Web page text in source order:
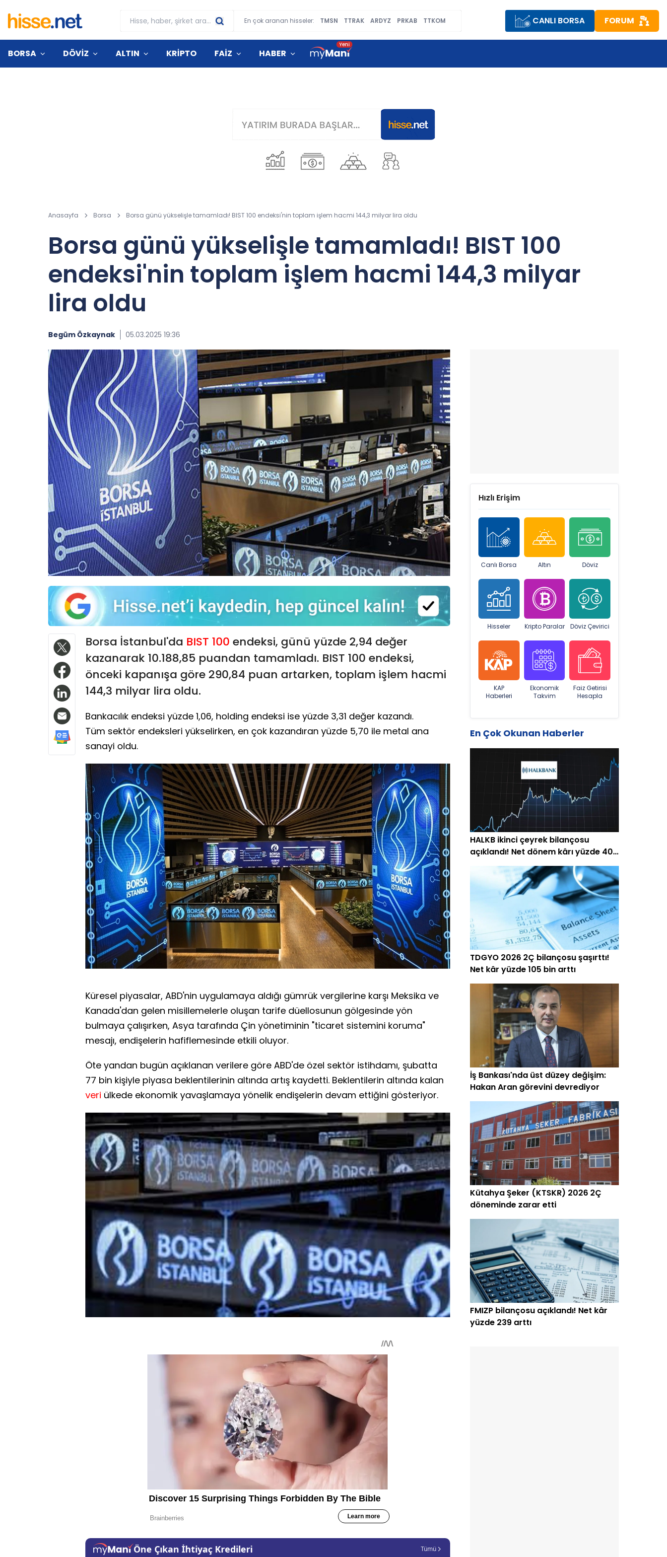
En çok aranan hisseler: TMSN TTRAK ARDYZ PRKAB TTKOM CANLI BORSA FORUM
BORSA DÖVİZ ALTIN KRİPTO FAİZ HABER
Anasayfa Borsa Borsa günü yükselişle tamamladı! BIST 100 endeksi'nin toplam işlem hacmi 144,3 milyar lira oldu
Borsa günü yükselişle tamamladı! BIST 100
endeksi'nin toplam işlem hacmi 144,3 milyar
lira oldu
Begüm Özkaynak 05.03.2025 19:36
Borsa İstanbul'da BIST 100 endeksi, günü yüzde 2,94 değer
kazanarak 10.188,85 puandan tamamladı. BIST 100 endeksi,
önceki kapanışa göre 290,84 puan artarken, toplam işlem hacmi
144,3 milyar lira oldu.
Bankacılık endeksi yüzde 1,06, holding endeksi ise yüzde 3,31 değer kazandı.
Tüm sektör endeksleri yükselirken, en çok kazandıran yüzde 5,70 ile metal ana
sanayi oldu.
Küresel piyasalar, ABD'nin uygulamaya aldığı gümrük vergilerine karşı Meksika ve
Kanada'dan gelen misillemelerle oluşan tarife düellosunun gölgesinde yön
bulmaya çalışırken, Asya tarafında Çin yönetiminin "ticaret sistemini koruma"
mesajı, endişelerin hafiflemesinde etkili oluyor.
Öte yandan bugün açıklanan verilere göre ABD'de özel sektör istihdamı, şubatta
77 bin kişiyle piyasa beklentilerinin altında artış kaydetti. Beklentilerin altında kalan
veri ülkede ekonomik yavaşlamaya yönelik endişelerin devam ettiğini gösteriyor.
Hızlı Erişim
Canlı Borsa Altın Döviz
Hisseler Kripto Paralar Döviz Çevirici
KAP
Haberleri
Ekonomik
Takvim
Faiz Getirisi
Hesapla
En Çok Okunan Haberler
HALKB ikinci çeyrek bilançosu
açıklandı! Net dönem kârı yüzde 40
TDGYO 2026 2Ç bilançosu şaşırttı!
Net kâr yüzde 105 bin arttı
İş Bankası'nda üst düzey değişim:
Hakan Aran görevini devrediyor
Kütahya Şeker (KTSKR) 2026 2Ç
döneminde zarar etti
FMIZP bilançosu açıklandı! Net kâr
yüzde 239 arttı